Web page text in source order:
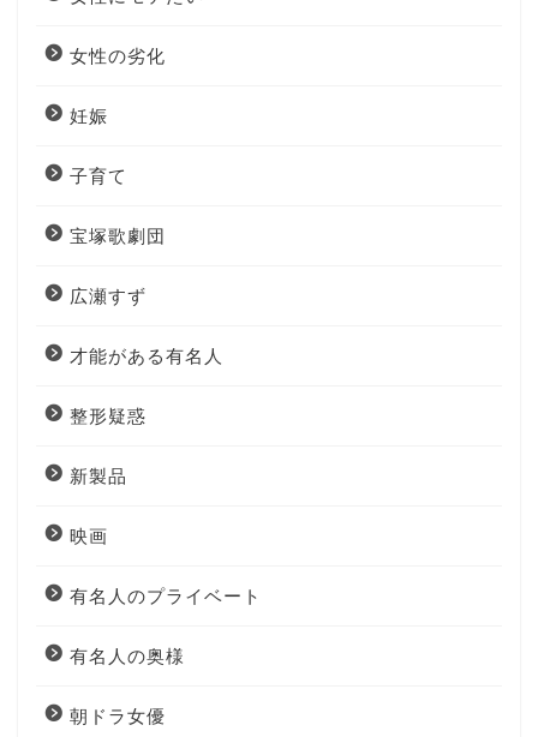
女性の劣化
妊娠
子育て
宝塚歌劇団
広瀬すず
才能がある有名人
整形疑惑
新製品
映画
有名人のプライベート
有名人の奥様
朝ドラ女優